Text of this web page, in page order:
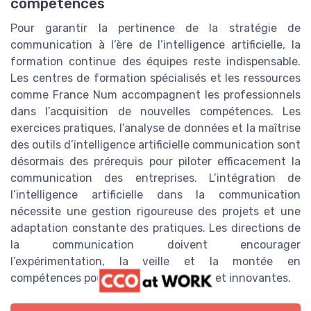
compétences
Pour garantir la pertinence de la stratégie de
communication à l’ère de l’intelligence artificielle, la
formation continue des équipes reste indispensable.
Les centres de formation spécialisés et les ressources
comme France Num accompagnent les professionnels
dans l’acquisition de nouvelles compétences. Les
exercices pratiques, l’analyse de données et la maîtrise
des outils d’intelligence artificielle communication sont
désormais des prérequis pour piloter efficacement la
communication des entreprises. L’intégration de
l’intelligence artificielle dans la communication
nécessite une gestion rigoureuse des projets et une
adaptation constante des pratiques. Les directions de
la communication doivent encourager
l’expérimentation, la veille et la montée en
compétences pour rester compétitives et innovantes.